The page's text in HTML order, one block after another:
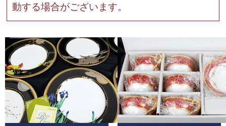
動する場合がございます。